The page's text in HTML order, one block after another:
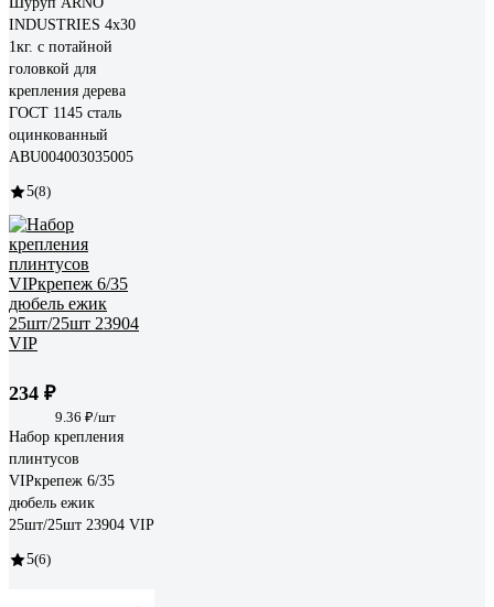
INDUSTRIES 4х30
1кг. с потайной
головкой для
крепления дерева
ГОСТ 1145 сталь
оцинкованный
ABU004003035005
5(8)
234 ₽
9.36 ₽/шт
Набор крепления
плинтусов
VIPкрепеж 6/35
дюбель ежик
25шт/25шт 23904 VIP
5(6)